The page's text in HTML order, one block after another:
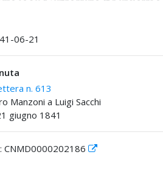
06-21
n. 613
Manzoni a Luigi Sacchi
giugno 1841
: CNMD0000202186